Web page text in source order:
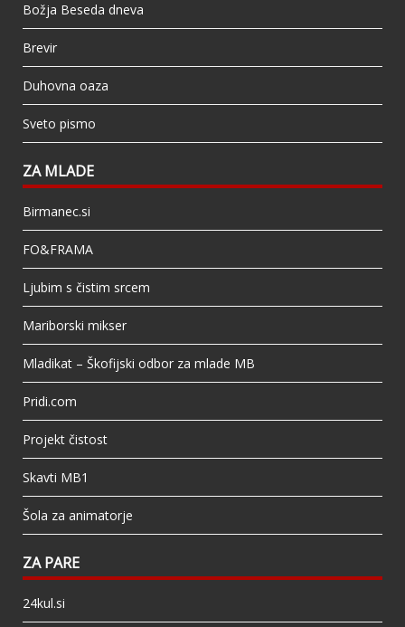
Božja Beseda dneva
Brevir
Duhovna oaza
Sveto pismo
ZA MLADE
Birmanec.si
FO&FRAMA
Ljubim s čistim srcem
Mariborski mikser
Mladikat – Škofijski odbor za mlade MB
Pridi.com
Projekt čistost
Skavti MB1
Šola za animatorje
ZA PARE
24kul.si